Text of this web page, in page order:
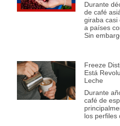
Durante
de café
giraba casi
a países
Sin
Freeze
Está
Leche
Durante
café de
los perfiles